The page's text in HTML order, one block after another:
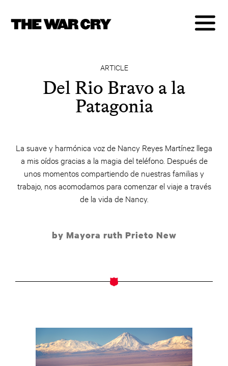
ARTICLE
Del Rio Bravo a la
Patagonia
La suave y harmónica voz de Nancy Reyes Martínez llega
a mis oídos gracias a la magia del teléfono. Después de
unos momentos compartiendo de nuestras familias y
trabajo, nos acomodamos para comenzar el viaje a través
de la vida de Nancy.
by Mayora ruth Prieto New